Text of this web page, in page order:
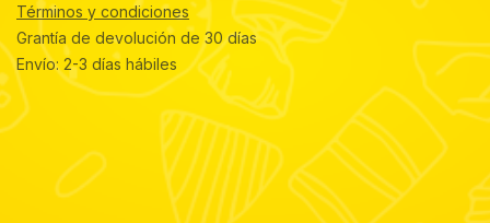
Términos y condiciones
Grantía de devolución de 30 días
Envío: 2-3 días hábiles